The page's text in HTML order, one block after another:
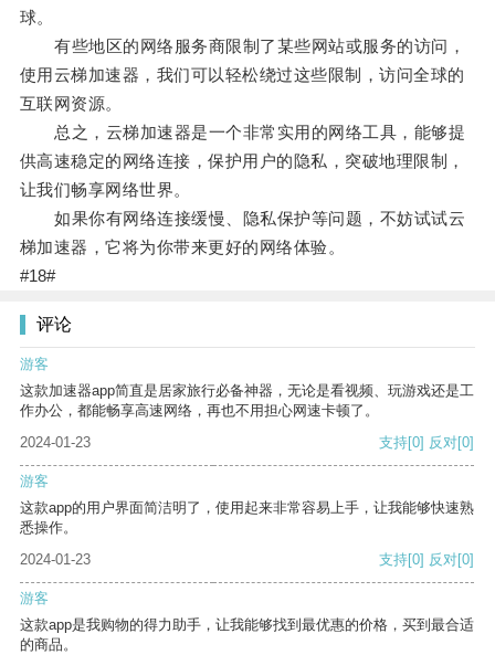
球。
有些地区的网络服务商限制了某些网站或服务的访问，
使用云梯加速器，我们可以轻松绕过这些限制，访问全球的
互联网资源。
总之，云梯加速器是一个非常实用的网络工具，能够提
供高速稳定的网络连接，保护用户的隐私，突破地理限制，
让我们畅享网络世界。
如果你有网络连接缓慢、隐私保护等问题，不妨试试云
梯加速器，它将为你带来更好的网络体验。
#18#
评论
游客
这款加速器app简直是居家旅行必备神器，无论是看视频、玩游戏还是工
作办公，都能畅享高速网络，再也不用担心网速卡顿了。
2024-01-23
支持[0] 反对[0]
游客
这款app的用户界面简洁明了，使用起来非常容易上手，让我能够快速熟
悉操作。
2024-01-23
支持[0] 反对[0]
游客
这款app是我购物的得力助手，让我能够找到最优惠的价格，买到最合适
的商品。